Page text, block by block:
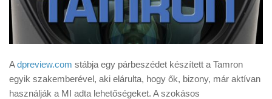
Adpreview.com stábja egy párbeszédet készített a Tamron
egyik szakemberével, aki elárulta, hogy ők, bizony, már aktívan
használják a MI adta lehetőségeket. A szokásos